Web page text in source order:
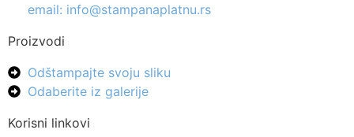
email: info@stampanaplatnu.rs
Proizvodi
Odštampajte svoju sliku
Odaberite iz galerije
Korisni linkovi